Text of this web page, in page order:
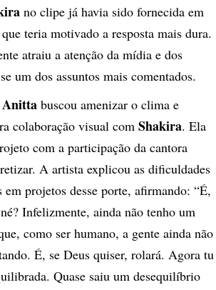
no clipe já havia sido fornecida em
teria motivado a resposta mais dura.
atraiu a atenção da mídia e dos
um dos assuntos mais comentados.
Anitta buscou amenizar o clima e
colaboração visual com Shakira. Ela
com a participação da cantora
A artista explicou as dificuldades
projetos desse porte, afirmando: “É,
Infelizmente, ainda não tenho um
como ser humano, a gente ainda não
É, se Deus quiser, rolará. Agora tu
Quase saiu um desequilíbrio